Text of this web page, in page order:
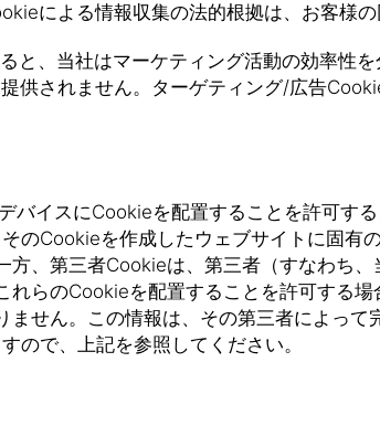
による情報収集の法的根拠は、お客様の
、当社はマーケティング活動の効率性
供されません。ターゲティング/広告
イスにCookieを配置することを許可す
のCookieを作成したウェブサイトに固有
、第三者Cookieは、第三者（すなわち
らのCookieを配置することを許可する
せん。この情報は、その第三者によっ
ので、上記を参照してください。